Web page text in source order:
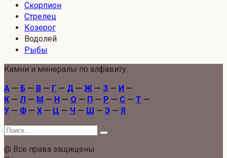
Скорпион
Стрелец
Козерог
Водолей
Рыбы
Камни и минералы по алфавиту:
А — Б — В — Г — Д — Ж — З — И —
К — Л — М — Н — О — П — Р — С — Т —
У — Ф — Х — Ц — Ч — Ш — Э — Я
Search
@ Все права защищены